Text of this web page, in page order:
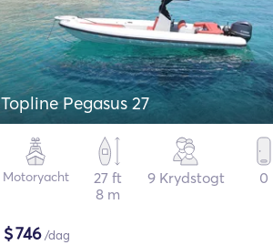
Topline Pegasus 27
Motoryacht
27 ft
8 m
9 Krydstogt 0
$746/dag